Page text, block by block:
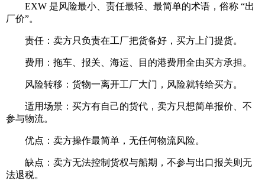
EXW 是风险最小、责任最轻、最简单的术语，俗称 “出
厂价”。
责任：卖方只负责在工厂把货备好，买方上门提货。
费用：拖车、报关、海运、目的港费用全由买方承担。
风险转移：货物一离开工厂大门，风险就转给买方。
适用场景：买方有自己的货代，卖方只想简单报价、不
参与物流。
优点：卖方操作最简单，无任何物流风险。
缺点：卖方无法控制货权与船期，不参与出口报关则无
法退税。